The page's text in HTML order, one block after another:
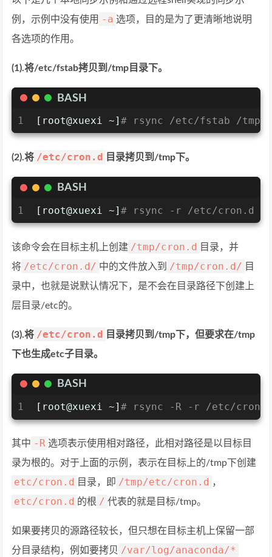
例，示例中没有使用 -a 选项，目的是为了更清晰地说明
各选项的作用。
(1).将/etc/fstab拷贝到/tmp目录下。
BASH
1
[root@xuexi ~] # rsync /etc/fstab /tmp
(2).将 /etc/cron.d 目录拷贝到/tmp下。
BASH
1
[root@xuexi ~] # rsync -r /etc/cron.d /
该命令会在目标主机上创建 /tmp/cron.d 目录，并
将 /etc/cron.d/ 中的文件放入到 /tmp/cron.d/ 目
录中，也就是说默认情况下，是不会在目录路径下创建上
层目录/etc的。
(3).将 /etc/cron.d 目录拷贝到/tmp下，但要求在/tmp
下也生成etc子目录。
BASH
1
[root@xuexi ~] # rsync -R -r /etc/
其中 -R 选项表示使用相对路径，此相对路径是以目标目
录为根的。对于上面的示例，表示在目标上的/tmp下创建
etc/cron.d 目录，即 /tmp/etc/cron.d ，
etc/cron.d 的根 / 代表的就是目标/tmp。
如果要拷贝的源路径较长，但只想在目标主机上保留一部
分目录结构，例如要拷贝 /var/log/anaconda/*